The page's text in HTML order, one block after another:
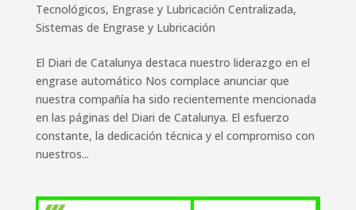
Tecnológicos, Engrase y Lubricación Centralizada,
Sistemas de Engrase y Lubricación
El Diari de Catalunya destaca nuestro liderazgo en el
engrase automático Nos complace anunciar que
nuestra compañía ha sido recientemente mencionada
en las páginas del Diari de Catalunya. El esfuerzo
constante, la dedicación técnica y el compromiso con
nuestros...